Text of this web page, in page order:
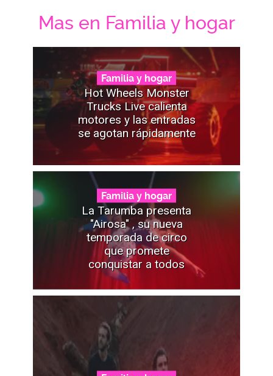
Mas en Familia y hogar
Familia y hogar
Hot Wheels Monster
Trucks Live calienta
motores y las entradas
se agotan rápidamente
Familia y hogar
La Tarumba presenta
"Airosa" , su nueva
temporada de circo
que promete
conquistar a todos